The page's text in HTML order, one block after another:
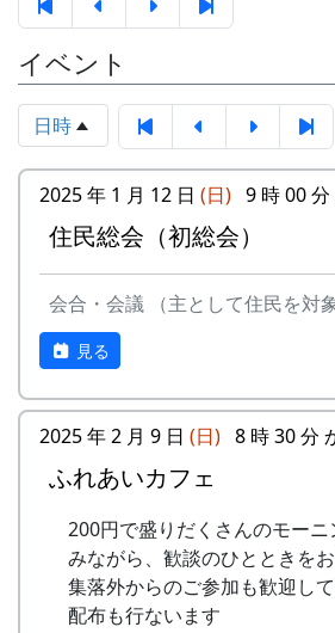
- ⽉ーアカリ
4
H CORPORATION
(II)
僕
の
さ
- H CORPORATION
き
- HCORPORATION(II)
5
メシアとポン四郎バ
ンド
棚
イ
-
メシアとポン四郎バ
の
メシアとポン四郎バ
ンド
⽔
応募
資格
棚田保全に関心のある
応募できます
募集
期間
2024年10月1日 ～ 2025
応募
方法
下記フォームから応募
応募
一人3点までとします。
応募
作品
の要
日本国内の棚田地域を
で、2021年4月1日以
発表のもの
置いてあります。このスタンプは
ミュージアムで100円割引券とし
イベントのときに来て下さい
ただし、スタンプを置いている
ふだんは閉まっていますので、い
プを押せるわけではありません。
毎月第2日曜日の「ふれあいカフ
日の「棚田の収穫祭」など、岩
時においでください。
2024-09-08 ふれあいカフェ
2024-10-13 ふれあいカフェ
スタンプの台帳 = まるごとガイド
スタンプラリーでは、『まるご
ンプ台帳として使います。
「棚田の里 岩座神」は 69 ペー
す。
スタンプラリー
イベント
日時
2025 年 1 月 12 日 (日) 9 時 00 分
住民総会（初総会）
会合・会議 （主として住民を対
見る
2025 年 2 月 9 日 (日) 8 時 30 分
ふれあいカフェ
200円で盛りだくさんのモー
みながら、歓談のひとときを
集落外からのご参加も歓迎し
配布も行ないます